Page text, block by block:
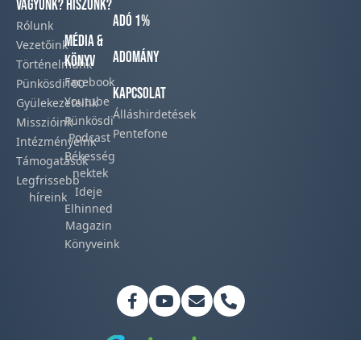
vagyunk?
Rólunk
Vezetőink
Történelmünk​
Pünkösdi100
Gyülekezeteink​
Misszióink​
Intézményeink
Támogatások
Legfrissebb
híreink​
hiszünk?
Média &
Könyv
Facebook​
Youtube
Pünkösdi
Podcast​
Békesség
nektek
Ideje
Elhinned
Magazin
Könyveink
Adó 1%
Adomány
Kapcsolat
Álláshirdetések
Pentefone